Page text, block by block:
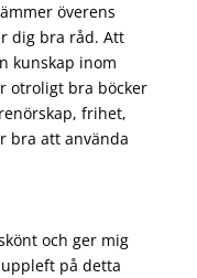
överens
dig bra råd. Att
kunskap inom
otroligt bra böcker
frihet,
bra att använda
och ger mig
på detta